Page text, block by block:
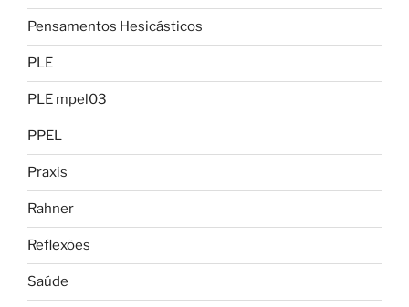
Pensamentos Hesicásticos
PLE
PLE mpel03
PPEL
Praxis
Rahner
Reflexões
Saúde